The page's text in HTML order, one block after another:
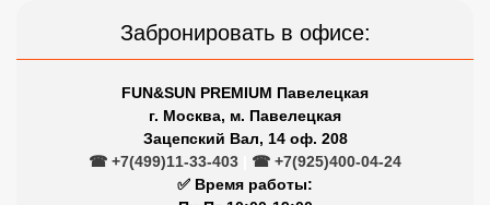
Забронировать в офисе:
FUN&SUN PREMIUM Павелецкая
г. Москва, м. Павелецкая
Зацепский Вал, 14 оф. 208
☎ +7(499)11-33-403
☎ +7(925)400-04-24
✅ Время работы: